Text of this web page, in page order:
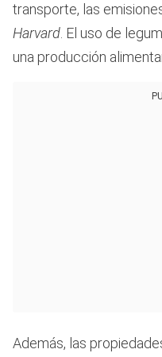
transporte, las
Harvard . El uso de
una producción
Además, las